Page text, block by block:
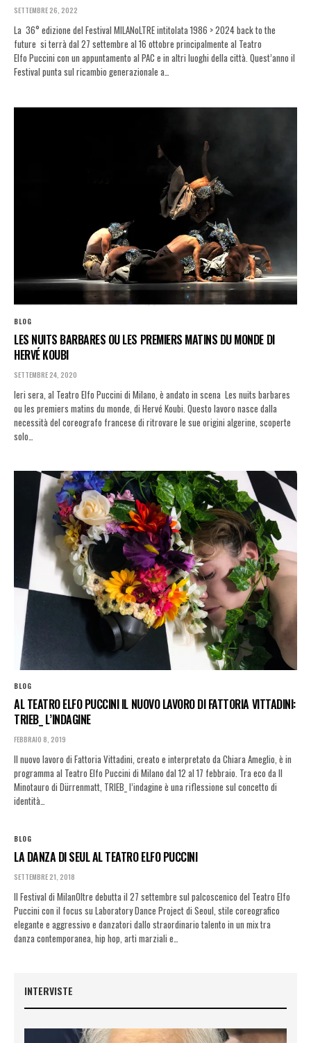
SETTEMBRE 26, 2022
La 36° edizione del Festival MILANoLTRE intitolata 1986 > 2024 back to the
future si terrà dal 27 settembre al 16 ottobre principalmente al Teatro
Elfo Puccini con un appuntamento al PAC e in altri luoghi della città. Quest’anno il
Festival punta sul ricambio generazionale a…
BLOG
LES NUITS BARBARES OU LES PREMIERS MATINS DU MONDE DI
HERVÉ KOUBI
SETTEMBRE 24, 2020
Ieri sera, al Teatro Elfo Puccini di Milano, è andato in scena Les nuits barbares
ou les premiers matins du monde, di Hervé Koubi. Questo lavoro nasce dalla
necessità del coreografo francese di ritrovare le sue origini algerine, scoperte
solo…
BLOG
AL TEATRO ELFO PUCCINI IL NUOVO LAVORO DI FATTORIA VITTADINI:
TRIEB_ L’INDAGINE
FEBBRAIO 8, 2019
Il nuovo lavoro di Fattoria Vittadini, creato e interpretato da Chiara Ameglio, è in
programma al Teatro Elfo Puccini di Milano dal 12 al 17 febbraio. Tra eco da Il
Minotauro di Dürrenmatt, TRIEB_ l’indagine è una riflessione sul concetto di
identità…
BLOG
LA DANZA DI SEUL AL TEATRO ELFO PUCCINI
SETTEMBRE 21, 2018
Il Festival di MilanOltre debutta il 27 settembre sul palcoscenico del Teatro Elfo
Puccini con il focus su Laboratory Dance Project di Seoul, stile coreografico
elegante e aggressivo e danzatori dallo straordinario talento in un mix tra
danza contemporanea, hip hop, arti marziali e…
INTERVISTE